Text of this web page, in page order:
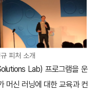
피처 소개
Lab) 프로그램을 운
머신 러닝에 대한 교육과 컨